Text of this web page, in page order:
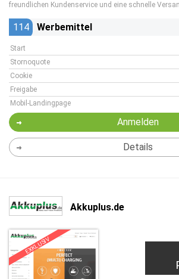
freundlichen Kundenservice und eine schnelle
114 Werbemittel
Start
Stornoquote
Cookie
Freigabe
Mobil-Landingpage
Anmelden
Details
Akkuplus.de
EXKLUSIV